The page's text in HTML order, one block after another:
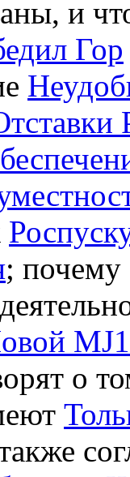
и
Гор
; почему
о